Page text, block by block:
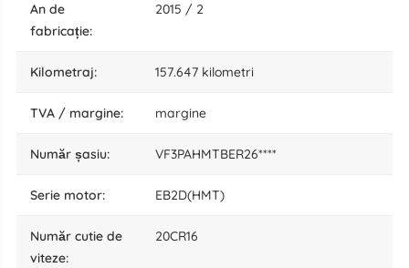
an de
fabricație:
2015 / 2
kilometraj: 157.647 kilometri
TVA / margine: margine
număr șasiu: VF3PAHMTBER26****
serie motor: EB2D(HMT)
număr cutie de
viteze:
20CR16